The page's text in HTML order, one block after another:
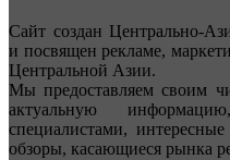
Сайт создан Центрально-
и посвящен рекламе,
Центральной Азии.
Мы предоставляем своим
актуальную
специалистами,
обзоры, касающиеся рынка